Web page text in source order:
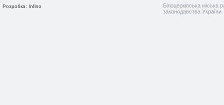
Розробка: Infino
Білоцерківська міська
законодавства України